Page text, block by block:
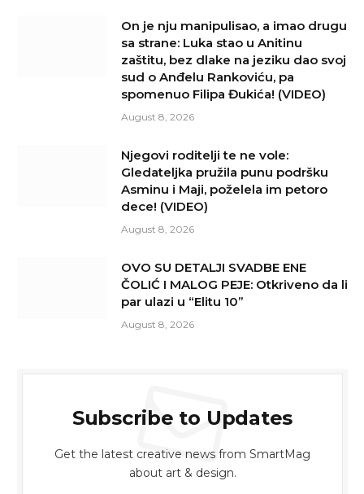
On je nju manipulisao, a imao drugu
sa strane: Luka stao u Anitinu
zaštitu, bez dlake na jeziku dao svoj
sud o Anđelu Rankoviću, pa
spomenuo Filipa Đukića! (VIDEO)
August 8, 2026
Njegovi roditelji te ne vole:
Gledateljka pružila punu podršku
Asminu i Maji, poželela im petoro
dece! (VIDEO)
August 8, 2026
OVO SU DETALJI SVADBE ENE
ČOLIĆ I MALOG PEJE: Otkriveno da li
par ulazi u “Elitu 10”
August 8, 2026
Subscribe to Updates
Get the latest creative news from SmartMag
about art & design.